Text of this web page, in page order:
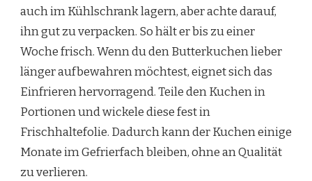
auch im Kühlschrank lagern, aber achte darauf,
ihn gut zu verpacken. So hält er bis zu einer
Woche frisch. Wenn du den Butterkuchen lieber
länger aufbewahren möchtest, eignet sich das
Einfrieren hervorragend. Teile den Kuchen in
Portionen und wickele diese fest in
Frischhaltefolie. Dadurch kann der Kuchen einige
Monate im Gefrierfach bleiben, ohne an Qualität
zu verlieren.